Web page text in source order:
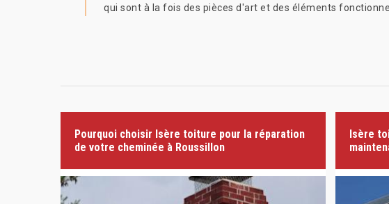
qui sont à la fois des pièces d'art et des éléments
Pourquoi choisir Isère toiture pour la réparation
de votre cheminée à Roussillon
Isère